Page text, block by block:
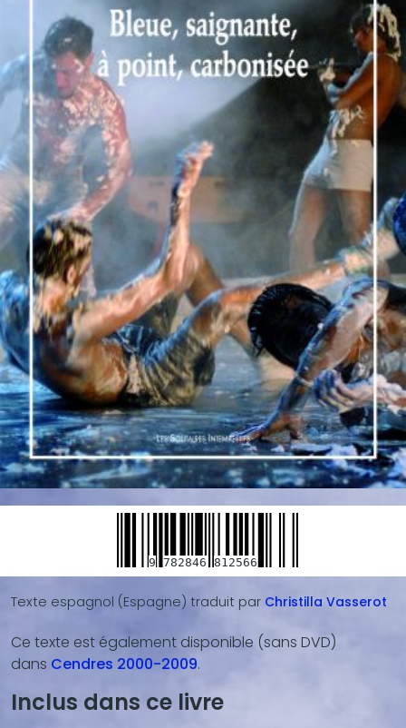
9 782846 812566
Texte espagnol (Espagne) traduit par Christilla Vasserot
Blocs
de
(texte,
Ce texte est également disponible (sans DVD)
dans Cendres 2000-2009.
Inclus dans ce livre